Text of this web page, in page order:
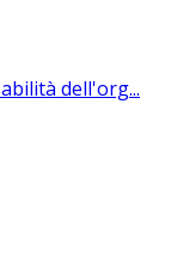
dell'org...